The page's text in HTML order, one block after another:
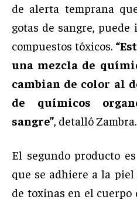
de alerta temprana
gotas de sangre,
compuestos tóxicos.
una mezcla de
cambian de color al
de químicos
sangre”, detalló Zambra.
El segundo producto
que se adhiere a la
de toxinas en el cuerpo